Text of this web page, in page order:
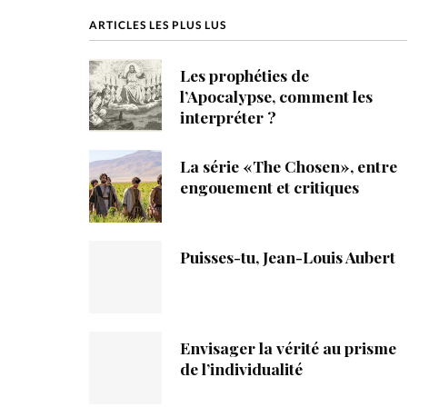
d'adresse
ARTICLES LES PLUS LUS
Les prophéties de
l’Apocalypse, comment les
interpréter ?
La série «The Chosen», entre
engouement et critiques
Puisses-tu, Jean-Louis Aubert
Envisager la vérité au prisme
de l’individualité